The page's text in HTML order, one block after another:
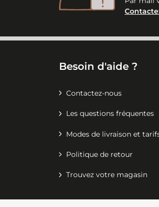
Besoin d'aide ?
Contactez-nous
Les questions fréquentes
Modes de livraison et
Politique de retour
Trouvez votre magasin